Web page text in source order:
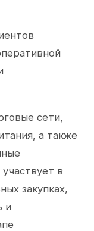
сети,
а также
в
закупках,
и